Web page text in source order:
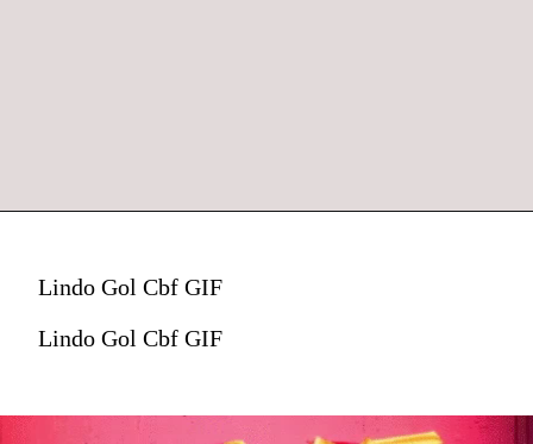
Lindo Gol Cbf GIF
Lindo Gol Cbf GIF